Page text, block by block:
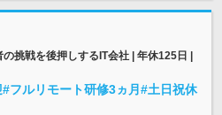
挑戦を後押しするIT会社 | 年休125日 |
#フルリモート研修3ヵ月#土日祝休